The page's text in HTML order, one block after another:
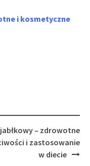
i kosmetyczne
– zdrowotne
i zastosowanie
w diecie